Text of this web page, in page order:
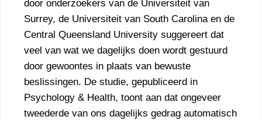
door onderzoekers van de Universiteit van
Surrey, de Universiteit van South Carolina en de
Central Queensland University suggereert dat
veel van wat we dagelijks doen wordt gestuurd
door gewoontes in plaats van bewuste
beslissingen. De studie, gepubliceerd in
Psychology & Health, toont aan dat ongeveer
tweederde van ons dagelijks gedrag automatisch